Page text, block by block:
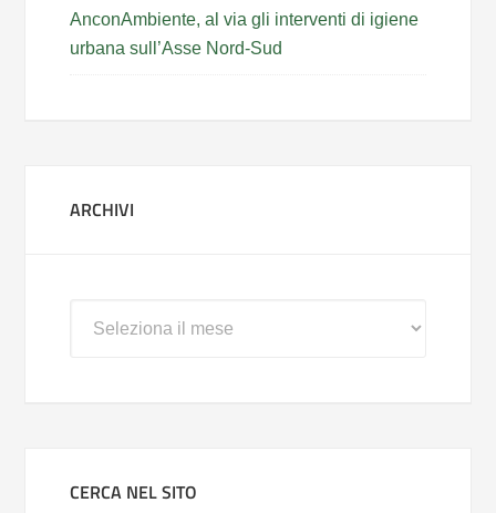
AnconAmbiente, al via gli interventi di igiene
urbana sull’Asse Nord-Sud
ARCHIVI
CERCA NEL SITO